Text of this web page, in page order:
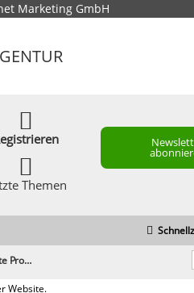
Marketing GmbH
Themen
Amazon Affiliate Programm USA (Steuerfrage Kleinunternehmer)